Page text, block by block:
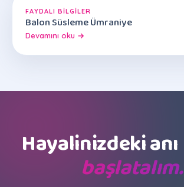
FAYDALI BILGILER
Balon Süsleme Ümraniye
Devamını oku →
Hayalinizdeki anı
başlatalım.